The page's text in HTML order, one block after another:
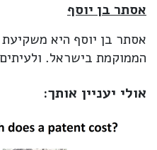
אסתר בן יוסף
אסתר בן יוסף היא משקיעת
הממוקמת בישראל.
אולי יעניין אותך: